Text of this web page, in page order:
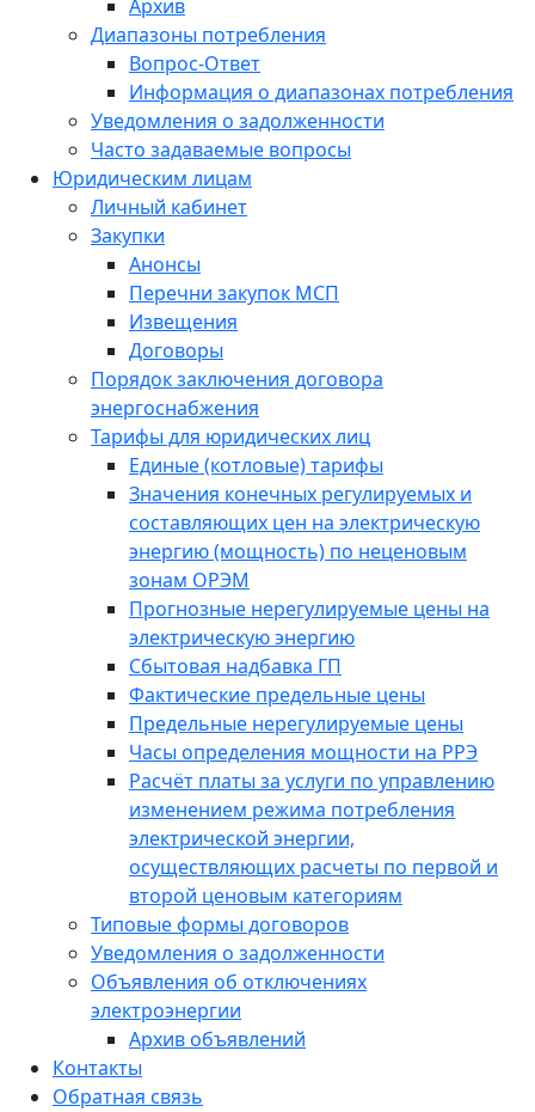
Архив
Диапазоны потребления
Вопрос-Ответ
Информация о диапазонах потребления
Уведомления о задолженности
Часто задаваемые вопросы
Юридическим лицам
Личный кабинет
Закупки
Анонсы
Перечни закупок МСП
Извещения
Договоры
Порядок заключения договора
энергоснабжения
Тарифы для юридических лиц
Единые (котловые) тарифы
Значения конечных регулируемых и
составляющих цен на электрическую
энергию (мощность) по неценовым
зонам ОРЭМ
Прогнозные нерегулируемые цены на
электрическую энергию
Сбытовая надбавка ГП
Фактические предельные цены
Предельные нерегулируемые цены
Часы определения мощности на РРЭ
Расчёт платы за услуги по управлению
изменением режима потребления
электрической энергии,
осуществляющих расчеты по первой и
второй ценовым категориям
Типовые формы договоров
Уведомления о задолженности
Объявления об отключениях
электроэнергии
Архив объявлений
Контакты
Обратная связь